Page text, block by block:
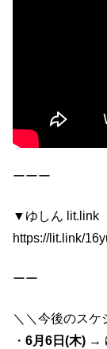
ーーー
▼ゆしん lit.link
https://lit.link/
ーー
＼＼今後のスケ
・ 6月6日(木) →